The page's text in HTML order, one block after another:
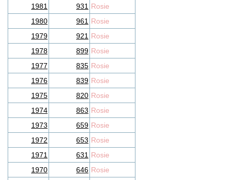
1981
931 Rosie
1980
961 Rosie
1979
921 Rosie
1978
899 Rosie
1977
835 Rosie
1976
839 Rosie
1975
820 Rosie
1974
863 Rosie
1973
659 Rosie
1972
653 Rosie
1971
631 Rosie
1970
646 Rosie